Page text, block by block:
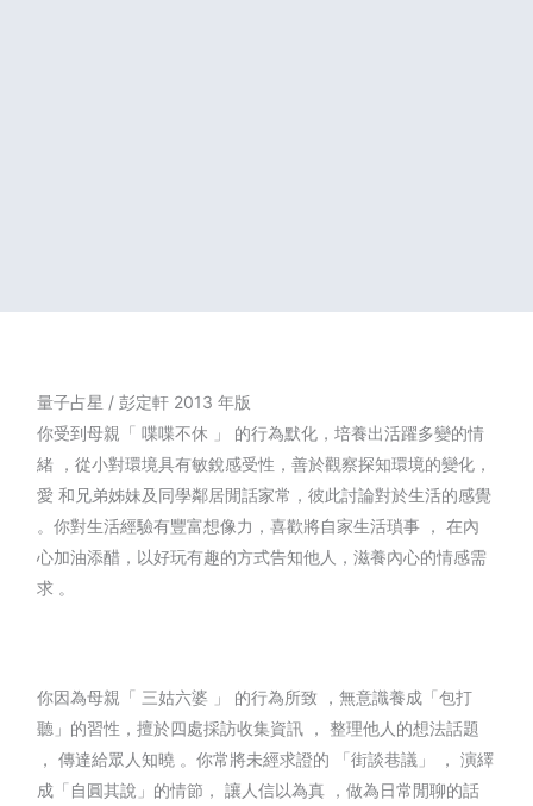
量子占星 / 彭定軒 2013 年版
你受到母親「 喋喋不休 」 的行為默化，培養出活躍多變的情
緒 ，從小對環境具有敏銳感受性，善於觀察探知環境的變化，
愛 和兄弟姊妹及同學鄰居閒話家常，彼此討論對於生活的感覺
。你對生活經驗有豐富想像力，喜歡將自家生活瑣事 ， 在內
心加油添醋，以好玩有趣的方式告知他人，滋養內心的情感需
求 。
你因為母親「 三姑六婆 」 的行為所致 ，無意識養成「包打
聽」的習性，擅於四處採訪收集資訊 ， 整理他人的想法話題
， 傳達給眾人知曉 。你常將未經求證的 「街談巷議」 ， 演繹
成「自圓其說」的情節， 讓人信以為真 ，做為日常閒聊的話